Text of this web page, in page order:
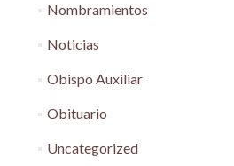
Nombramientos
Noticias
Obispo Auxiliar
Obituario
Uncategorized